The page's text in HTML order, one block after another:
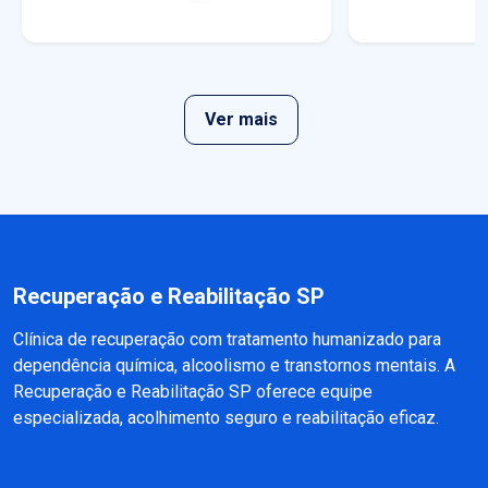
Ver mais
Recuperação e Reabilitação SP
Clínica de recuperação com tratamento humanizado para
dependência química, alcoolismo e transtornos mentais. A
Recuperação e Reabilitação SP oferece equipe
especializada, acolhimento seguro e reabilitação eficaz.